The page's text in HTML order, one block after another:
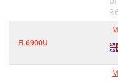
Troubleshooting
FL6900U